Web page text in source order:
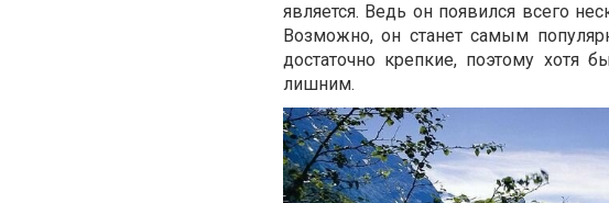
является. Ведь он появился всего
Возможно, он станет самым
достаточно крепкие, поэтому хотя
лишним.